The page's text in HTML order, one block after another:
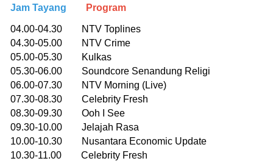
Jam Tayang Program
04.00-04.30 NTV Toplines
04.30-05.00 NTV Crime
05.00-05.30 Kulkas
05.30-06.00 Soundcore Senandung Religi
06.00-07.30 NTV Morning (Live)
07.30-08.30 Celebrity Fresh
08.30-09.30 Ooh I See
09.30-10.00 Jelajah Rasa
10.00-10.30 Nusantara Economic Update
10.30-11.00 Celebrity Fresh